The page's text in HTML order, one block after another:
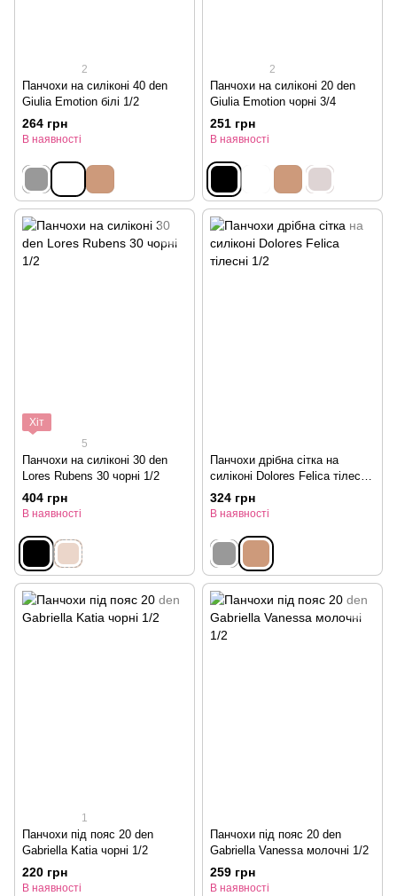
2
Панчохи на силіконі 40 den
Giulia Emotion білі 1/2
264 грн
В наявності
2
Панчохи на силіконі 20 den
Giulia Emotion чорні 3/4
251 грн
В наявності
Хіт
5
Панчохи на силіконі 30 den
Lores Rubens 30 чорні 1/2
404 грн
В наявності
Панчохи дрібна сітка на
силіконі Dolores Felica тілесні
1/2
324 грн
В наявності
1
Панчохи під пояс 20 den
Gabriella Katia чорні 1/2
220 грн
В наявності
Панчохи під пояс 20 den
Gabriella Vanessa молочні 1/2
259 грн
В наявності